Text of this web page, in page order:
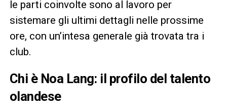
le parti coinvolte sono al lavoro per
sistemare gli ultimi dettagli nelle prossime
ore, con un’intesa generale già trovata tra i
club.
Chi è Noa Lang: il profilo del talento
olandese